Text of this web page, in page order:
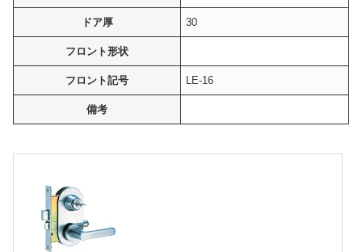
ドア厚 30
フロント形状
フロント記号 LE-16
備考